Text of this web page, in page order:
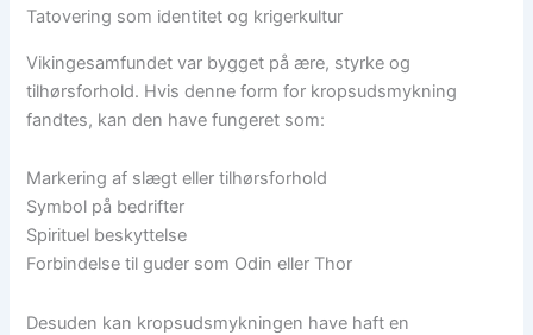
Tatovering som identitet og krigerkultur
Vikingesamfundet var bygget på ære, styrke og
tilhørsforhold. Hvis denne form for kropsudsmykning
fandtes, kan den have fungeret som:
Markering af slægt eller tilhørsforhold
Symbol på bedrifter
Spirituel beskyttelse
Forbindelse til guder som Odin eller Thor
Desuden kan kropsudsmykningen have haft en